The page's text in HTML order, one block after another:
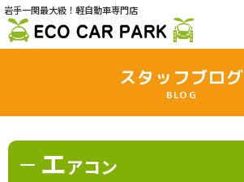
岩手一関最大級！軽自動車専門店
スタッフブログ
BLOG
エアコン